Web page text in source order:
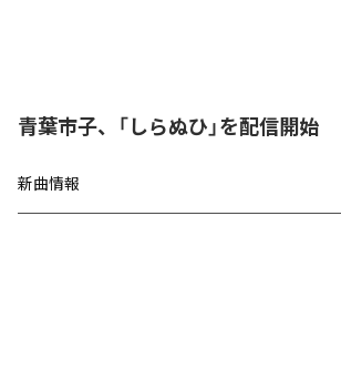
青葉市子、「しらぬひ」を配信開始
新曲情報